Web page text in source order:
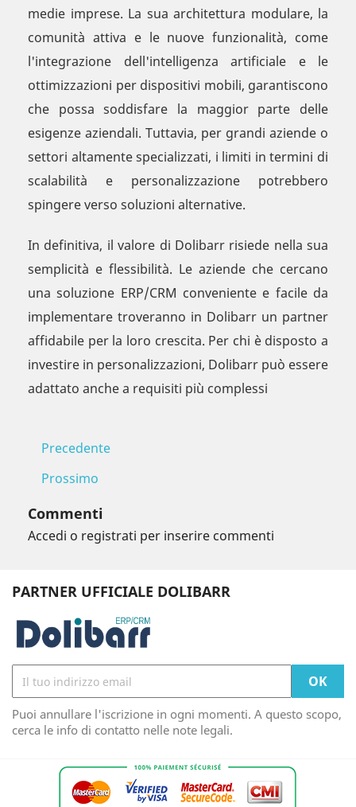
medie imprese. La sua architettura modulare, la
comunità attiva e le nuove funzionalità, come
l'integrazione dell'intelligenza artificiale e le
ottimizzazioni per dispositivi mobili, garantiscono
che possa soddisfare la maggior parte delle
esigenze aziendali. Tuttavia, per grandi aziende o
settori altamente specializzati, i limiti in termini di
scalabilità e personalizzazione potrebbero
spingere verso soluzioni alternative.
In definitiva, il valore di Dolibarr risiede nella sua
semplicità e flessibilità. Le aziende che cercano
una soluzione ERP/CRM conveniente e facile da
implementare troveranno in Dolibarr un partner
affidabile per la loro crescita. Per chi è disposto a
investire in personalizzazioni, Dolibarr può essere
adattato anche a requisiti più complessi
Precedente
Prossimo
Commenti
Accedi o registrati per inserire commenti
PARTNER UFFICIALE DOLIBARR
Puoi annullare l'iscrizione in ogni momenti. A questo scopo,
cerca le info di contatto nelle note legali.